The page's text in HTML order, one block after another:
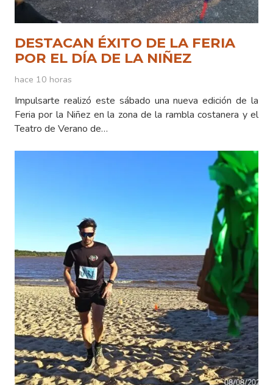
DESTACAN ÉXITO DE LA FERIA
POR EL DÍA DE LA NIÑEZ
hace 10 horas
Impulsarte realizó este sábado una nueva edición de la
Feria por la Niñez en la zona de la rambla costanera y el
Teatro de Verano de…